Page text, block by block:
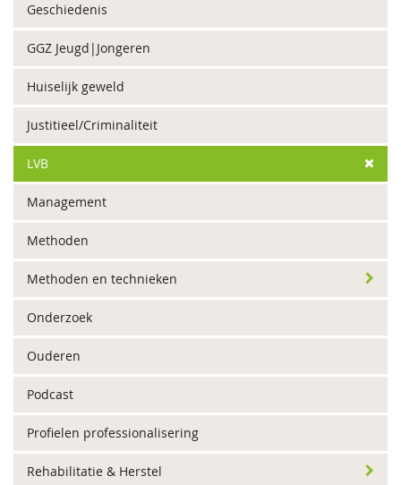
Geschiedenis
GGZ Jeugd|Jongeren
Huiselijk geweld
Justitieel/Criminaliteit
LVB
Management
Methoden
Methoden en technieken
Onderzoek
Ouderen
Podcast
Profielen professionalisering
Rehabilitatie & Herstel